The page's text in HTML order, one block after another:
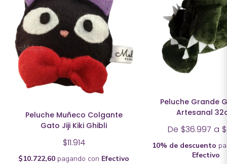
Peluche Muñeco Colgante
Gato Jiji Kiki Ghibli
$11.914
$10.722,60 pagando con Efectivo
Peluche Grande
Artesanal
De $36.997 a
10% de descuento
Efectivo